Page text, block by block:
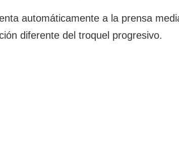
automáticamente a la prensa
diferente del troquel progresivo.